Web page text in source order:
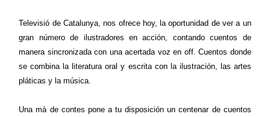
Televisió de Catalunya, nos ofrece hoy, la oportunidad de ver a un
gran número de ilustradores en acción, contando cuentos de
manera sincronizada con una acertada voz en off. Cuentos donde
se combina la literatura oral y escrita con la ilustración, las artes
pláticas y la música.
Una mà de contes pone a tu disposición un centenar de cuentos